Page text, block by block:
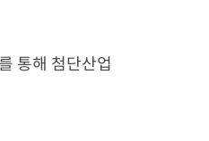
통해 첨단산업